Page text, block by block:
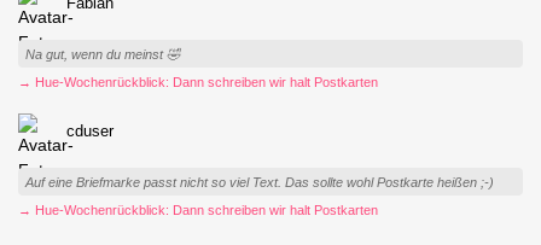
Na gut, wenn du meinst 🤣
→ Hue-Wochenrückblick: Dann schreiben wir halt Postkarten
cduser
Auf eine Briefmarke passt nicht so viel Text. Das sollte wohl Postkarte heißen ;-)
→ Hue-Wochenrückblick: Dann schreiben wir halt Postkarten